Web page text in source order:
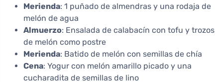
Merienda: 1 puñado de almendras y una rodaja de
melón de agua
Almuerzo: Ensalada de calabacín con tofu y trozos
de melón como postre
Merienda: Batido de melón con semillas de chía
Cena: Yogur con melón amarillo picado y una
cucharadita de semillas de lino